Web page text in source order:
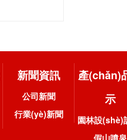
新聞資訊
公司新聞
行業(yè)新聞
產(chǎn)
示
園林設(shè)
假山噴泉